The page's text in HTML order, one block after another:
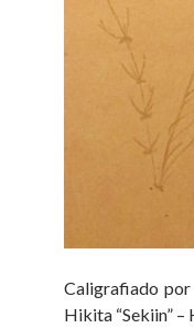
Caligrafiado por
Hikita “Sekiin” –